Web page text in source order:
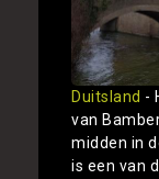
Duitsland -
van
midden in
is een van